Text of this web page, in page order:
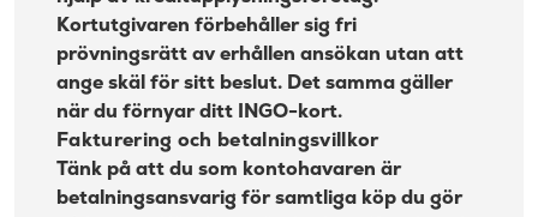
Kortutgivaren förbehåller sig fri
prövningsrätt av erhållen ansökan utan att
ange skäl för sitt beslut. Det samma gäller
när du förnyar ditt INGO-kort.
Fakturering och betalningsvillkor
Tänk på att du som kontohavaren är
betalningsansvarig för samtliga köp du gör